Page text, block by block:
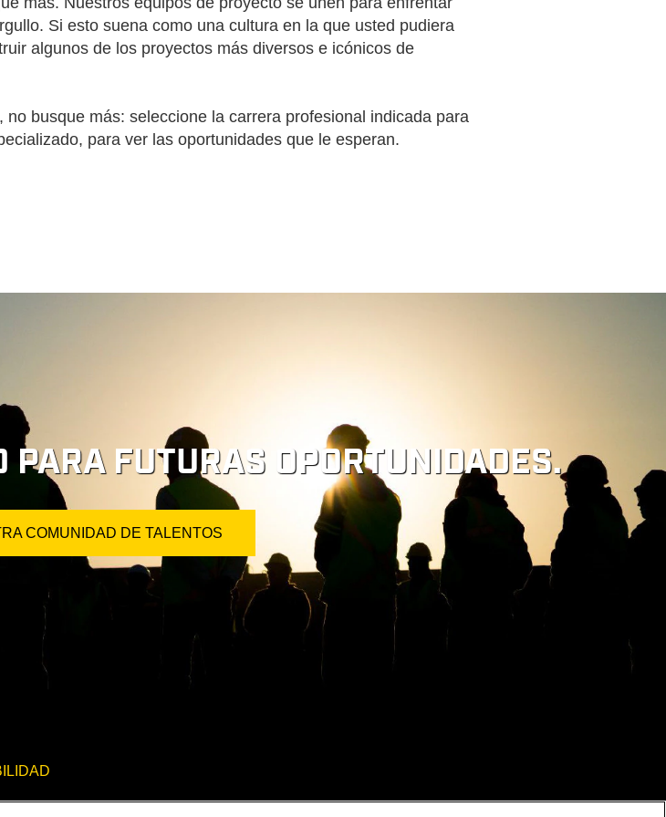
Si esto suena como una cultura en la que usted pudiera
algunos de los proyectos más diversos e icónicos de
busque más: seleccione la carrera profesional indicada para
para ver las oportunidades que le esperan.
FUTURAS OPORTUNIDADES.
COMUNIDAD DE TALENTOS